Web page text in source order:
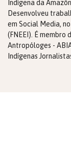
Indígena da
Desenvolveu
em Social Media,
(FNEEI). É
Antropóloges -
Indígenas